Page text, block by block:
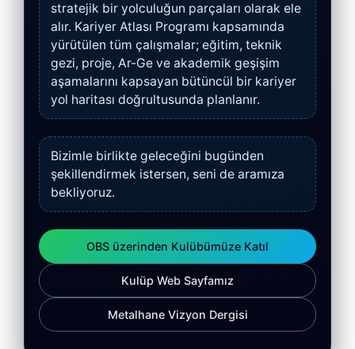
stratejik bir yolculuğun parçaları olarak ele
alır. Kariyer Atlası Programı kapsamında
yürütülen tüm çalışmalar; eğitim, teknik
gezi, proje, Ar-Ge ve akademik geşişim
aşamalarını kapsayan bütüncül bir kariyer
yol haritası doğrultusunda planlanır.
Bizimle birlikte geleceğini bugünden
şekillendirmek istersen, seni de aramıza
bekliyoruz.
OBS üzerinden Kulübümüze Katıl
Kulüp Web Sayfamız
Metalhane Vizyon Dergisi